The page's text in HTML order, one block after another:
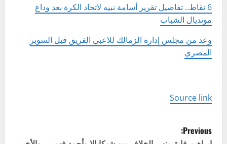
6 نقاط.. تفاصيل تقرير أسامة نبيه لاتحاد الكرة بعد وداع
مونديال الشباب
وعد من مجلس إدارة الزمالك للاعبي الفريق قبل السوبر
المصري
Source link
P
Previous: